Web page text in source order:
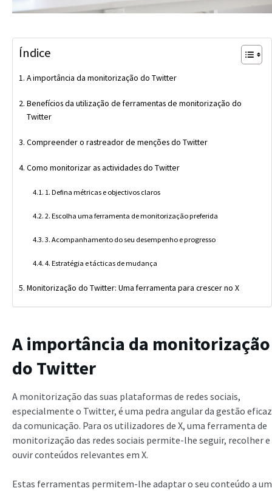
Índice
A importância da monitorização do Twitter
Benefícios da utilização de ferramentas de monitorização do
Twitter
Compreender o rastreador de menções do Twitter
Como monitorizar as actividades do Twitter
1. Defina métricas e objectivos claros
2. Escolha uma ferramenta de monitorização preferida
3. Acompanhamento do seu desempenho e progresso
4. Estratégia e tácticas de mudança
Monitorização do Twitter: Uma ferramenta para crescer no X
A importância da monitorização
do Twitter
A monitorização das suas plataformas de redes sociais,
especialmente o Twitter, é uma pedra angular da gestão eficaz
da comunicação. Para os utilizadores de X, uma ferramenta de
monitorização das redes sociais permite-lhe seguir, recolher e
ouvir conteúdos relevantes em X.
Estas ferramentas permitem-lhe adaptar o seu conteúdo a um